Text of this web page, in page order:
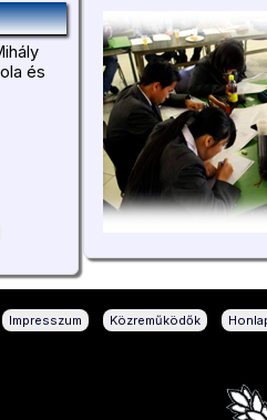
és
Impresszum Közreműködők